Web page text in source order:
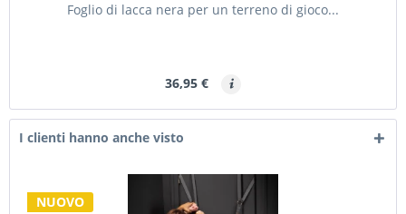
Foglio di lacca nera per un terreno di gioco...
36,95 €
I clienti hanno anche visto
NUOVO